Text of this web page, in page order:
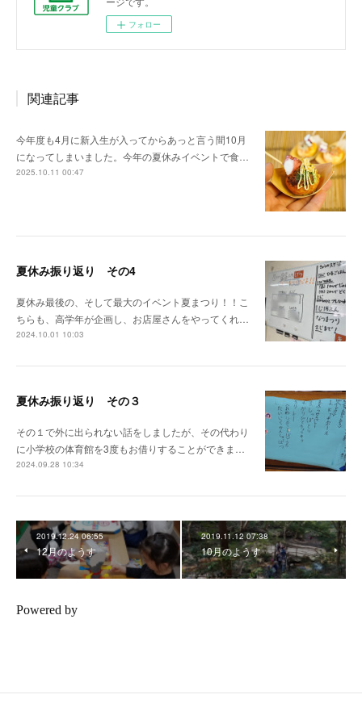
フォロー
関連記事
今年度も4月に新入生が入ってからあっと言う間10月
になってしまいました。今年の夏休みイベントで食…
2025.10.11 00:47
夏休み振り返り その4
夏休み最後の、そして最大のイベント夏まつり！！こ
ちらも、高学年が企画し、お店屋さんをやってくれ…
2024.10.01 10:03
夏休み振り返り その３
その１で外に出られない話をしましたが、その代わり
に小学校の体育館を3度もお借りすることができま…
2024.09.28 10:34
2019.12.24 06:55
12月のようす
2019.11.12 07:38
10月のようす